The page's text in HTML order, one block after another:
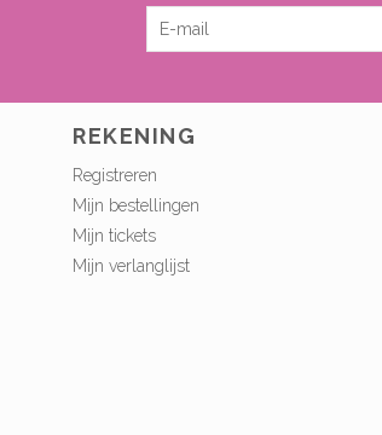
REKENING
Registreren
Mijn bestellingen
Mijn tickets
Mijn verlanglijst